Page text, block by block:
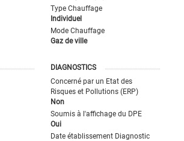
Type Chauffage
Individuel
Mode Chauffage
Gaz de ville
DIAGNOSTICS
Concerné par un Etat des
Risques et Pollutions (ERP)
Non
Soumis à l'affichage du DPE
Oui
Date établissement Diagnostic